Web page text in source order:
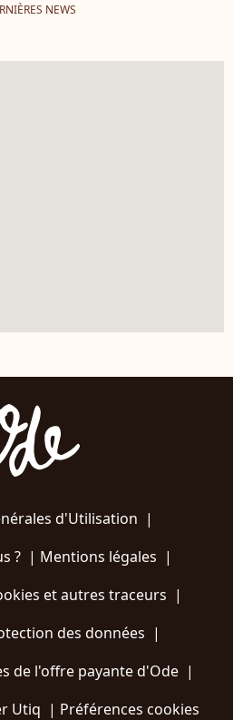
NEWS
d'Utilisation |
?| Mentions légales |
et autres traceurs |
des données |
de l'offre payante d'Ode |
Utiq | Préférences cookies